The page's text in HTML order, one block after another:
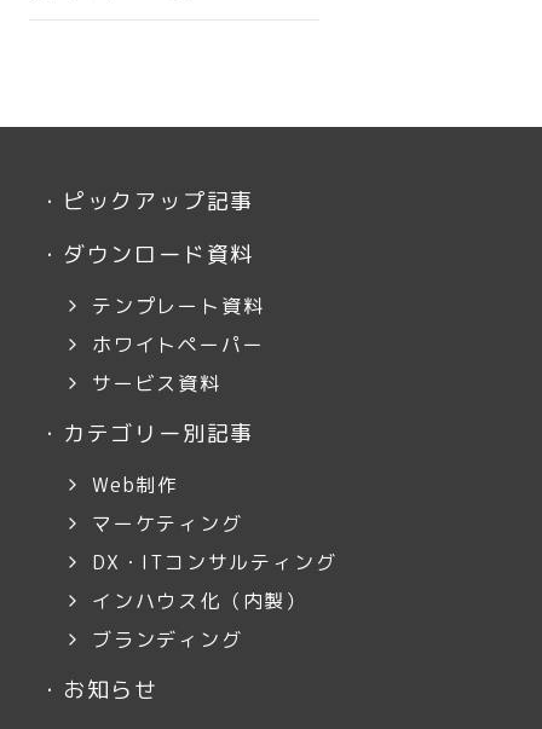
・ ピックアップ記事
・ ダウンロード資料
テンプレート資料
ホワイトペーパー
サービス資料
・ カテゴリー別記事
Web制作
マーケティング
DX・ITコンサルティング
インハウス化（内製）
ブランディング
・ お知らせ